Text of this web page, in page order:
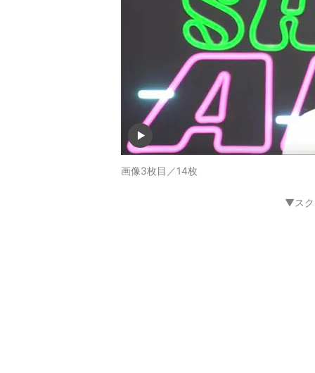
画像3枚目／14枚
▼スク